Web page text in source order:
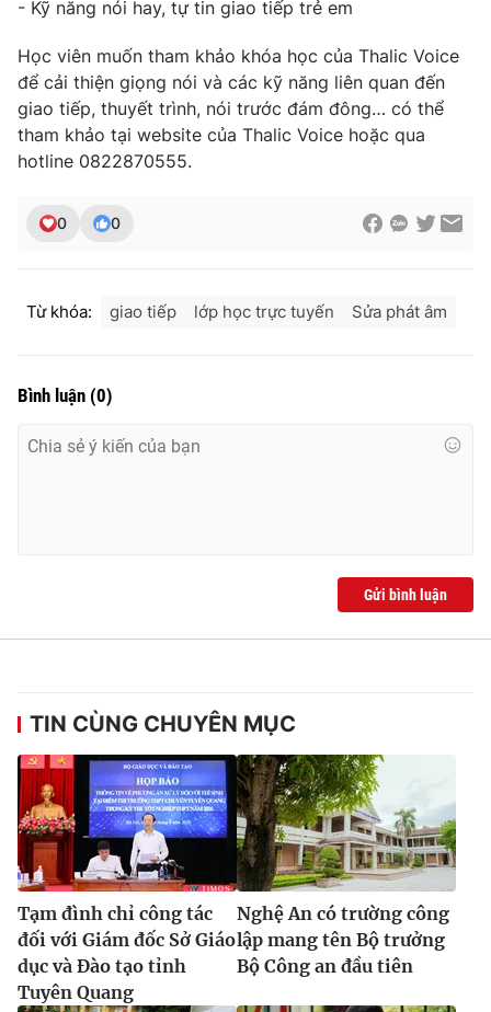
- Kỹ năng nói hay, tự tin giao tiếp trẻ em
Học viên muốn tham khảo khóa học của Thalic Voice
để cải thiện giọng nói và các kỹ năng liên quan đến
giao tiếp, thuyết trình, nói trước đám đông… có thể
tham khảo tại website của Thalic Voice hoặc qua
hotline 0822870555.
0 0
Từ khóa: giao tiếp lớp học trực tuyến Sửa phát âm
Bình luận (0)
Gửi bình luận
TIN CÙNG CHUYÊN MỤC
Tạm đình chỉ công tác
đối với Giám đốc Sở Giáo
dục và Đào tạo tỉnh
Tuyên Quang
Nghệ An có trường công
lập mang tên Bộ trưởng
Bộ Công an đầu tiên